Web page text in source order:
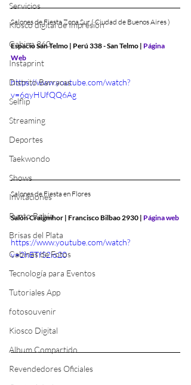
Servicios
Kiosco digital de Impresión
Cabina 360
Instaprint
Distrito Barracas
Selflip
Streaming
Deportes
Taekwondo
Shows
Invitaciones
Punto Bahía
Brisas del Plata
Cabinas de Fotos
Tecnología para Eventos
Tutoriales App
fotosouvenir
Kiosco Digital
Album Compartido
Revendedores Oficiales
Salones de Fiesta Zona Sur ( Ciudad de Buenos Aires )
Espacio San Telmo | Perú 338 - San Telmo | Página
Web
https://www.youtube.com/watch?
v=6qyHUfQQ6Ag
Salones de Fiesta en Flores
Salón Craigmhor | Francisco Bilbao 2930 | Página web
https://www.youtube.com/watch?
v=2hETfS2io20